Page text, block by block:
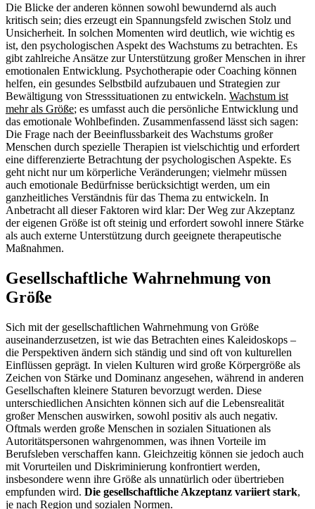
Die Blicke der anderen können sowohl bewundernd als auch
kritisch sein; dies erzeugt ein Spannungsfeld zwischen Stolz und
Unsicherheit. In solchen Momenten wird deutlich, wie wichtig es
ist, den psychologischen Aspekt des Wachstums zu betrachten. Es
gibt zahlreiche Ansätze zur Unterstützung großer Menschen in ihrer
emotionalen Entwicklung. Psychotherapie oder Coaching können
helfen, ein gesundes Selbstbild aufzubauen und Strategien zur
Bewältigung von Stresssituationen zu entwickeln. Wachstum ist
mehr als Größe; es umfasst auch die persönliche Entwicklung und
das emotionale Wohlbefinden. Zusammenfassend lässt sich sagen:
Die Frage nach der Beeinflussbarkeit des Wachstums großer
Menschen durch spezielle Therapien ist vielschichtig und erfordert
eine differenzierte Betrachtung der psychologischen Aspekte. Es
geht nicht nur um körperliche Veränderungen; vielmehr müssen
auch emotionale Bedürfnisse berücksichtigt werden, um ein
ganzheitliches Verständnis für das Thema zu entwickeln. In
Anbetracht all dieser Faktoren wird klar: Der Weg zur Akzeptanz
der eigenen Größe ist oft steinig und erfordert sowohl innere Stärke
als auch externe Unterstützung durch geeignete therapeutische
Maßnahmen.
Gesellschaftliche Wahrnehmung von
Größe
Sich mit der gesellschaftlichen Wahrnehmung von Größe
auseinanderzusetzen, ist wie das Betrachten eines Kaleidoskops –
die Perspektiven ändern sich ständig und sind oft von kulturellen
Einflüssen geprägt. In vielen Kulturen wird große Körpergröße als
Zeichen von Stärke und Dominanz angesehen, während in anderen
Gesellschaften kleinere Staturen bevorzugt werden. Diese
unterschiedlichen Ansichten können sich auf die Lebensrealität
großer Menschen auswirken, sowohl positiv als auch negativ.
Oftmals werden große Menschen in sozialen Situationen als
Autoritätspersonen wahrgenommen, was ihnen Vorteile im
Berufsleben verschaffen kann. Gleichzeitig können sie jedoch auch
mit Vorurteilen und Diskriminierung konfrontiert werden,
insbesondere wenn ihre Größe als unnatürlich oder übertrieben
empfunden wird. Die gesellschaftliche Akzeptanz variiert stark,
je nach Region und sozialen Normen.